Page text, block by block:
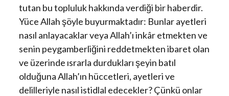
tutan bu topluluk hakkında verdiği bir haberdir.
Yüce Allah şöyle buyurmaktadır: Bunlar ayetleri
nasıl anlayacaklar veya Allah’ı inkâr etmekten ve
senin peygamberliğini reddetmekten ibaret olan
ve üzerinde ısrarla durdukları şeyin batıl
olduğuna Allah’ın hüccetleri, ayetleri ve
delilleriyle nasıl istidlal edecekler? Çünkü onlar